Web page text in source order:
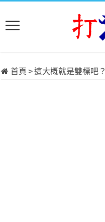
首頁 >這大概就是雙標吧？